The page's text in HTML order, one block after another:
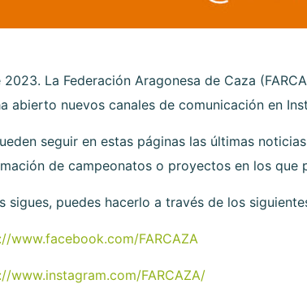
2023. La Federación Aragonesa de Caza
abierto nuevos canales de comunicación en
seguir en estas páginas las últimas
de campeonatos o proyectos en los que
sigues, puedes hacerlo a través de los
www.facebook.com/FARCAZA
www.instagram.com/FARCAZA/